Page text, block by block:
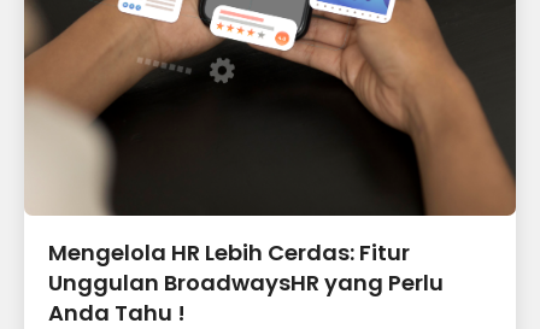
Mengelola HR Lebih Cerdas: Fitur
Unggulan BroadwaysHR yang Perlu
Anda Tahu !